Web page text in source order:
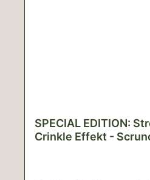
SPECIAL EDITION:
Crinkle Effekt -